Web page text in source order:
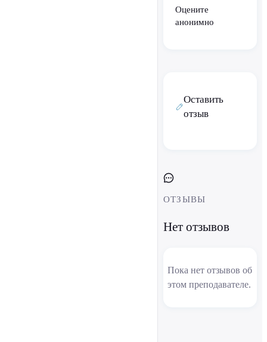
Оцените
анонимно
Оставить
отзыв
ОТЗЫВЫ
Нет отзывов
Пока нет отзывов об
этом преподавателе.